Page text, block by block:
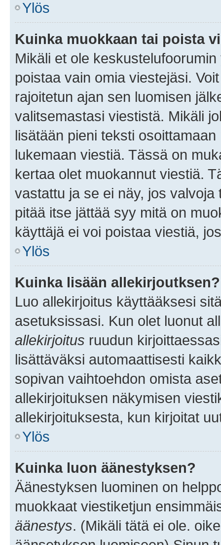
Ylös
Kuinka muokkaan tai poista
Mikäli et ole
poistaa vain omia viestejäsi.
rajoitetun ajan sen luomisen
valitsemastasi viestistä. Mikäli
lisätään pieni teksti
lukemaan viestiä. Tässä on
kertaa olet muokannut viestiä.
vastattu ja se ei näy, jos
pitää itse jättää syy mitä on
käyttäjä ei voi poistaa viestiä,
Ylös
Kuinka lisään allekirjoutksen?
Luo allekirjoitus käyttääksesi
asetuksissasi. Kun olet luonut
allekirjoitus ruudun
lisättäväksi automaattisesti
sopivan vaihtoehdon omista
allekirjoituksen näkymisen
allekirjoituksesta, kun kirjoitat
Ylös
Kuinka luon äänestyksen?
Äänestyksen luominen on
muokkaat viestiketjun
äänestys. (Mikäli tätä ei ole.